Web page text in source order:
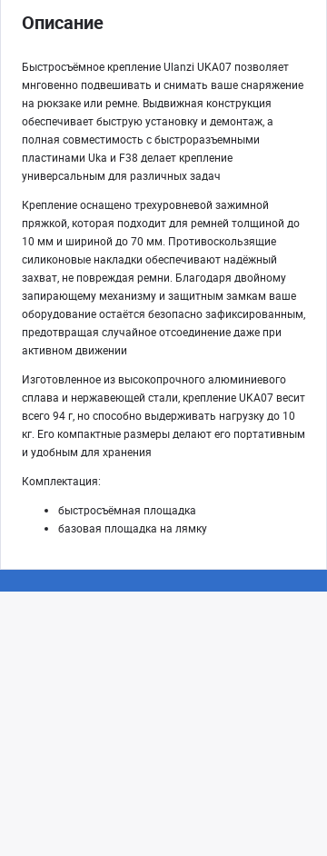
Описание
Быстросъёмное крепление Ulanzi UKA07 позволяет
мнговенно подвешивать и снимать ваше снаряжение
на рюкзаке или ремне. Выдвижная конструкция
обеспечивает быструю установку и демонтаж, а
полная совместимость с быстроразъемными
пластинами Uka и F38 делает крепление
универсальным для различных задач
Крепление оснащено трехуровневой зажимной
пряжкой, которая подходит для ремней толщиной до
10 мм и шириной до 70 мм. Противоскользящие
силиконовые накладки обеспечивают надёжный
захват, не повреждая ремни. Благодаря двойному
запирающему механизму и защитным замкам ваше
оборудование остаётся безопасно зафиксированным,
предотвращая случайное отсоединение даже при
активном движении
Изготовленное из высокопрочного алюминиевого
сплава и нержавеющей стали, крепление UKA07 весит
всего 94 г, но способно выдерживать нагрузку до 10
кг. Его компактные размеры делают его портативным
и удобным для хранения
Комплектация:
быстросъёмная площадка
базовая площадка на лямку